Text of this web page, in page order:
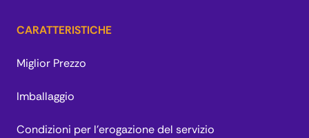
CARATTERISTICHE
Miglior Prezzo
Imballaggio
Condizioni per l’erogazione del servizio